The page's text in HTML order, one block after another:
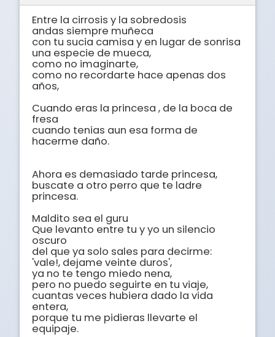
Entre la cirrosis y la sobredosis
andas siempre muñeca
con tu sucia camisa y en lugar de sonrisa
una especie de mueca,
como no imaginarte,
como no recordarte hace apenas dos
años,
Cuando eras la princesa , de la boca de
fresa
cuando tenias aun esa forma de
hacerme daño.
Ahora es demasiado tarde princesa,
buscate a otro perro que te ladre
princesa.
Maldito sea el guru
Que levanto entre tu y yo un silencio
oscuro
del que ya solo sales para decirme:
'vale!, dejame veinte duros',
ya no te tengo miedo nena,
pero no puedo seguirte en tu viaje,
cuantas veces hubiera dado la vida
entera,
porque tu me pidieras llevarte el
equipaje.